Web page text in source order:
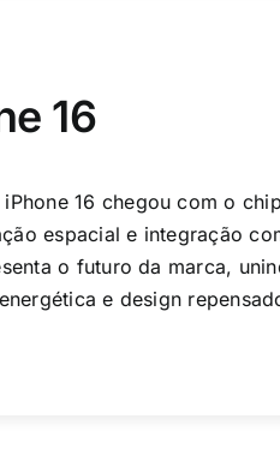
16
16 chegou com o
espacial e integração
o futuro da marca,
e design